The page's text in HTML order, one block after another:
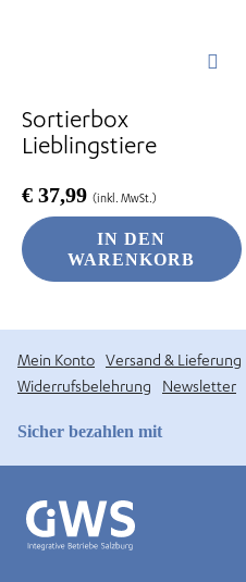
Sortierbox
Lieblingstiere
€ 37,99 (inkl. MwSt.)
IN DEN
WARENKORB
Mein Konto Versand & Lieferung
Widerrufsbelehrung
Newsletter
Sicher bezahlen mit